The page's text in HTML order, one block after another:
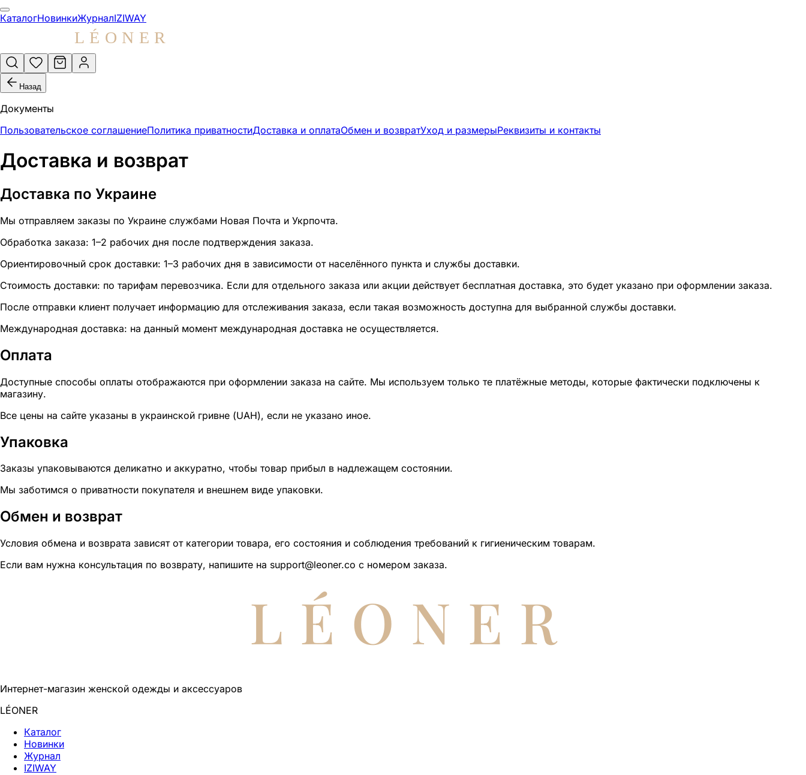
Оплата и доставка LEONER
Способы оплаты заказов LEONER (карта, перевод, при получении) и доставка Новой Почтой по всей Украине. Сроки, тарифы, обязательный трек-номер.
КаталогНовинкиЖурналIZIWAY
Назад
Документы
Пользовательское соглашениеПолитика приватностиДоставка и оплатаОбмен и возвратУход и размерыРеквизиты и контакты
Доставка и возврат
Доставка по Украине
Мы отправляем заказы по Украине службами Новая Почта и Укрпочта.
Обработка заказа: 1–2 рабочих дня после подтверждения заказа.
Ориентировочный срок доставки: 1–3 рабочих дня в зависимости от населённого пункта и службы доставки.
Стоимость доставки: по тарифам перевозчика. Если для отдельного заказа или акции действует бесплатная доставка, это будет указано при оформлении заказа.
После отправки клиент получает информацию для отслеживания заказа, если такая возможность доступна для выбранной службы доставки.
Международная доставка: на данный момент международная доставка не осуществляется.
Оплата
Доступные способы оплаты отображаются при оформлении заказа на сайте. Мы используем только те платёжные методы, которые фактически подключены к
магазину.
Все цены на сайте указаны в украинской гривне (UAH), если не указано иное.
Упаковка
Заказы упаковываются деликатно и аккуратно, чтобы товар прибыл в надлежащем состоянии.
Мы заботимся о приватности покупателя и внешнем виде упаковки.
Обмен и возврат
Условия обмена и возврата зависят от категории товара, его состояния и соблюдения требований к гигиеническим товарам.
Если вам нужна консультация по возврату, напишите на support@leoner.co с номером заказа.
LÉONER
Интернет-магазин женской одежды и аксессуаров
LÉONER
Каталог
Новинки
Журнал
IZIWAY